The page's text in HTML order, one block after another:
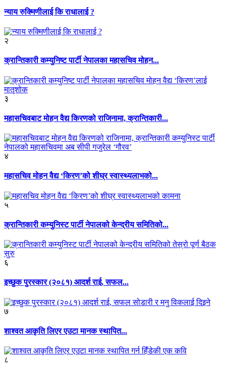
न्याय रुक्मिणीलाई कि राधालाई ?
२
क्रान्तिकारी कम्युनिष्ट पार्टी नेपालका महासचिव मोहन...
३
महासचिवबाट मोहन वैद्य किरणको राजिनामा, क्रान्तिकारी...
४
महासचिव मोहन वैद्य ‘किरण’को शीघ्र स्वास्थ्यलाभको...
५
क्रान्तिकारी कम्युनिस्ट पार्टी नेपालको केन्द्रीय समितिको...
६
इच्छुक पुरस्कार (२०८१) आदर्श राई, सफल...
७
शाश्वत आकृति लिएर एउटा मानक स्थापित...
८